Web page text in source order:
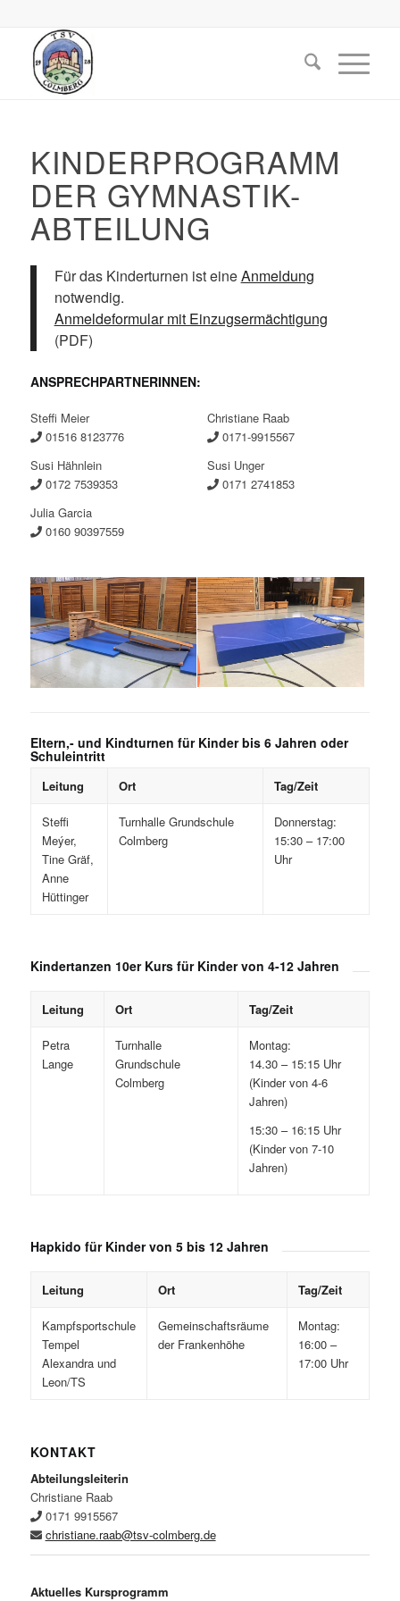
KINDERPROGRAMM
DER GYMNASTIK-
ABTEILUNG
Für das Kinderturnen ist eineAnmeldung
notwendig.
Anmeldeformular mit Einzugsermächtigung
(PDF)
ANSPRECHPARTNERINNEN:
Steffi Meier
01516 8123776
Susi Hähnlein
0172 7539353
Julia Garcia
0160 90397559
Christiane Raab
0171-9915567
Susi Unger
0171 2741853
Eltern,- und Kindturnen für Kinder bis 6 Jahren oder
Schuleintritt
Leitung Ort Tag/Zeit
Steffi
Meýer,
Tine Gräf,
Anne
Hüttinger
Turnhalle Grundschule
Colmberg
Donnerstag:
15:30 – 17:00
Uhr
Kindertanzen 10er Kurs für Kinder von 4-12 Jahren
Leitung Ort Tag/Zeit
Petra
Lange
Turnhalle
Grundschule
Colmberg
Montag:
14.30 – 15:15 Uhr
(Kinder von 4-6
Jahren)
15:30 – 16:15 Uhr
(Kinder von 7-10
Jahren)
Hapkido für Kinder von 5 bis 12 Jahren
Leitung Ort Tag/Zeit
Kampfsportschule
Tempel
Alexandra und
Leon/TS
Gemeinschaftsräume
der Frankenhöhe
Montag:
16:00 –
17:00 Uhr
KONTAKT
Abteilungsleiterin
Christiane Raab
0171 9915567
christiane.raab@tsv-colmberg.de
Aktuelles Kursprogramm